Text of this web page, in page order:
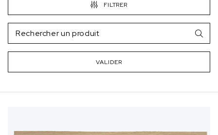
FILTRER
VALIDER